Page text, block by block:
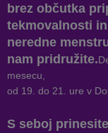
brez občutka
tekmovalnosti
neredne
nam pridružite.
mesecu,
od 19. do 21. ure v
S seboj